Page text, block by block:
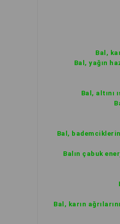
Bal,
Bal, yağın
Bal, altını
Bal,
Balın çabuk
Bal, karın